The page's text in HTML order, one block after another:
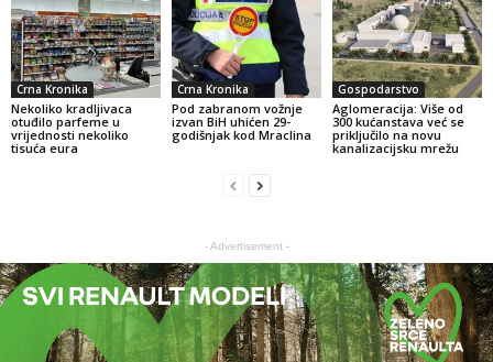
Crna Kronika
Nekoliko kradljivaca
otuđilo parfeme u
vrijednosti nekoliko
tisuća eura
Crna Kronika
Pod zabranom vožnje
izvan BiH uhićen 29-
godišnjak kod Mraclina
Gospodarstvo
Aglomeracija: Više od
300 kućanstava već se
priključilo na novu
kanalizacijsku mrežu
- Advertisement -